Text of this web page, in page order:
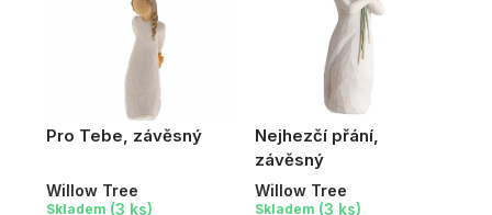
Pro Tebe, závěsný
Willow Tree
Skladem (3 ks)
Nejhezčí přání,
závěsný
Willow Tree
Skladem (3 ks)